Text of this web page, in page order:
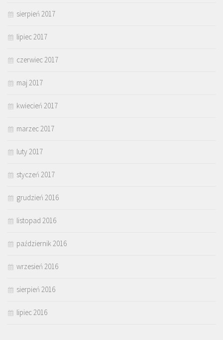
sierpień 2017
lipiec 2017
czerwiec 2017
maj 2017
kwiecień 2017
marzec 2017
luty 2017
styczeń 2017
grudzień 2016
listopad 2016
październik 2016
wrzesień 2016
sierpień 2016
lipiec 2016